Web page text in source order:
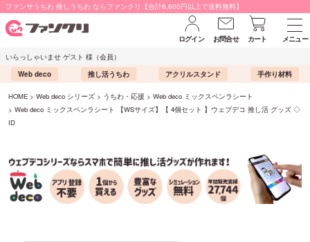
ファンサうちわ 推しうちわ ならファンクリ【合計6,600円以上で送料無料】
ログイン お問合せ カート
メニュー
いらっしゃいませ ゲスト 様（会員）
Web deco
推し活うちわ アクリルスタンド 手作り材料
HOME Web deco シリーズ うちわ・応援
Web deco ミックスペンラシート
Web deco ミックスペンラシート 【WSサイズ】【 4個セット 】ウェブデコ 推し活 グッズ ◇
ID